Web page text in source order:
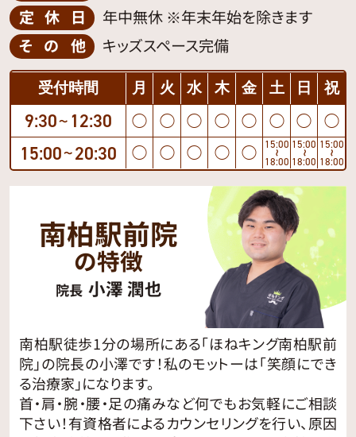
定休日
年中無休 ※年末年始を除きます
その他
キッズスペース完備
受付時間 月 火 水 木 金 土 日 祝
9:30 〜 12:30 ◯ ◯ ◯ ◯ ◯ ◯ ◯ ◯
15:00 〜 20:30 ◯ ◯ ◯ ◯ ◯ 15:00
〜
18:00
15:00
〜
18:00
15:00
〜
18:00
南柏駅前院
の特徴
院長 小澤 潤也
南柏駅徒歩1分の場所にある「ほねキング南柏駅前
院」の院長の小澤です！私のモットーは「笑顔にでき
る治療家」になります。
首・肩・腕・腰・足の痛みなど何でもお気軽にご相談
下さい！有資格者によるカウンセリングを行い、原因